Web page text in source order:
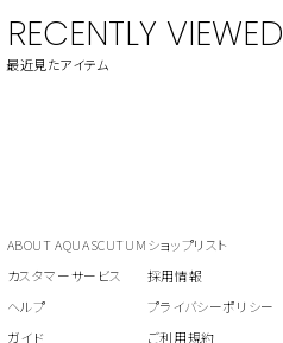
RECENTLY VIEWED
最近見たアイテム
ABOUT AQUASCUTUM
カスタマーサービス
ヘルプ
ガイド
ショップリスト
採用情報
プライバシーポリシー
ご利用規約